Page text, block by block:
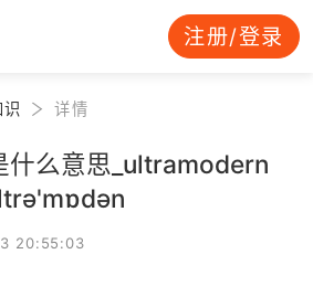
注册/登录
详情
么意思_ultramodern
20:55:03